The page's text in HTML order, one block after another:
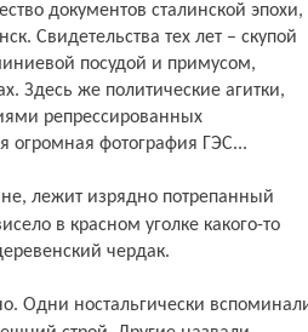
документов сталинской эпохи,
Свидетельства тех лет – скупой
посудой и примусом,
Здесь же политические агитки,
репрессированных
огромная фотография ГЭС...
в красном уголке какого-то
чердак.